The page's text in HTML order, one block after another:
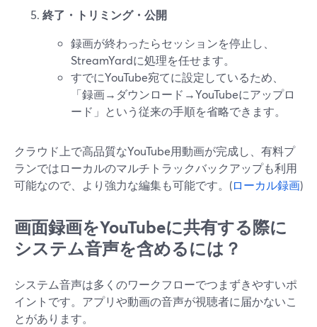
終了・トリミング・公開
録画が終わったらセッションを停止し、
StreamYardに処理を任せます。
すでにYouTube宛てに設定しているため、
「録画→ダウンロード→YouTubeにアップロ
ード」という従来の手順を省略できます。
クラウド上で高品質なYouTube用動画が完成し、有料プ
ランではローカルのマルチトラックバックアップも利用
可能なので、より強力な編集も可能です。(ローカル録画)
画面録画をYouTubeに共有する際に
システム音声を含めるには？
システム音声は多くのワークフローでつまずきやすいポ
イントです。アプリや動画の音声が視聴者に届かないこ
とがあります。